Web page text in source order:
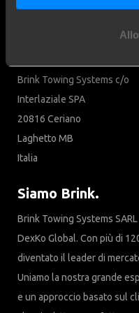
Brink Towing Systems c/o
Interlaziale SPA
20816 Ceriano
Laghetto MB
Italia
Siamo Brink.
Brink Towing Systems
DexKo Global. Con più di
diventato il leader di
Uniamo la nostra grande
e un approccio basato sul